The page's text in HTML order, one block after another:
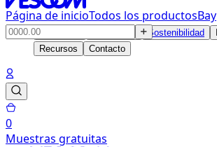
Página de inicioTodos los productosBay
Productos Sostenibilidad
Recursos
Contacto
0
Muestras gratuitas